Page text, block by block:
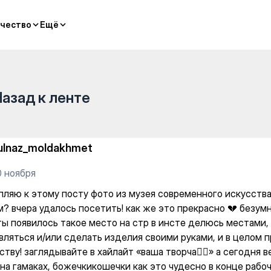
Ещё
Ещё
к ленте
ноября
к этому посту фото из музея современного
вчера удалось посетить! как же это прекрасно 💔
появилось такое место на стр в инсте делюсь
и/или сделать изделия своими руками, и в целом
заглядывайте в хайлайт «ваша творча❤️‍🔥» а сегодня
гамаках, божечкикошечки как это чудесно в конце